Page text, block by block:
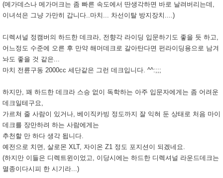
(메가데스나 메가머크는 좀 빠른 속도에서 딴생각하면 바로 날려버리는데,
이녀석은 그냥 가만히 갑니다..마치... 차선이탈 방지장치....)
디렉셔널 정캠버의 하드한 데크라, 전향각 라이딩 입문하기도 좋을 듯 하고,
어느정도 수준에 오른 후 만약 해머데크로 갈아탄다면 펀라이딩용으로 남겨
놔도 좋을 것 같은...
마치 전륜구동 2000cc 세단같은 그런 데크입니다. ^^:;;;
하지만, 꽤 하드한 데크라 스승 없이 독학하는 아주 입문자에게는 좀 어려운
데크일테구요,
가르쳐 줄 사람이 있거나, 베이직카빙 정도까지 잘 익혀 둔 상태로 처음 마이
데크를 장만하려 하는 사람에게는
추천할 만 하다 생각 됩니다.
예전으로 치면, 살로몬 XLT, 자이온 Z1 정도 포지션이 되겠네요.
(하지만 이들은 디렉트윈이었고, 이당시에는 하드한 디렉셔널 라운드데크는
멸종이다시피 한 시기라...)